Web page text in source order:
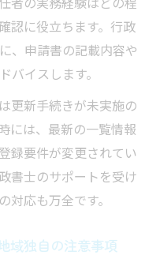
認に役立ちます。行政
、申請書の記載内容や
バイスします。
更新手続きが未実施の
には、最新の一覧情報
録要件が変更されてい
書士のサポートを受け
対応も万全です。
域独自の注意事項